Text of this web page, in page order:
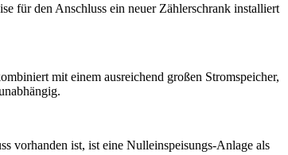
für den Anschluss ein neuer Zählerschrank installiert
mit einem ausreichend großen Stromspeicher,
vorhanden ist, ist eine Nulleinspeisungs-Anlage als